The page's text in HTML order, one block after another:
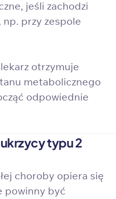
jeśli zachodzi
przy zespole
otrzymuje
metabolicznego
odpowiednie
typu 2
choroby opiera się
powinny być